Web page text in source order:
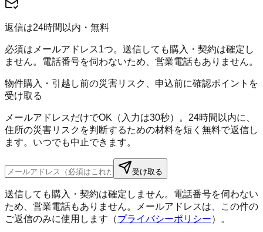
返信は24時間以内・無料
必須はメールアドレス1つ。送信しても購入・契約は確定し
ません。電話番号を伺わないため、営業電話もありません。
物件購入・引越し前の災害リスク、申込前に確認ポイントを
受け取る
メールアドレスだけでOK（入力は30秒）。24時間以内に、
住所の災害リスクを判断するための材料を短く無料で返信し
ます。いつでも中止できます。
受け取る
送信しても購入・契約は確定しません。電話番号を伺わない
ため、営業電話もありません。メールアドレスは、この件の
ご返信のみに使用します（プライバシーポリシー）。